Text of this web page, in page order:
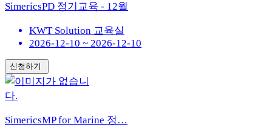
SimericsPD 정기교육 - 12월
KWT Solution 교육실
2026-12-10 ~ 2026-12-10
신청하기
SimericsMP for Marine 정…